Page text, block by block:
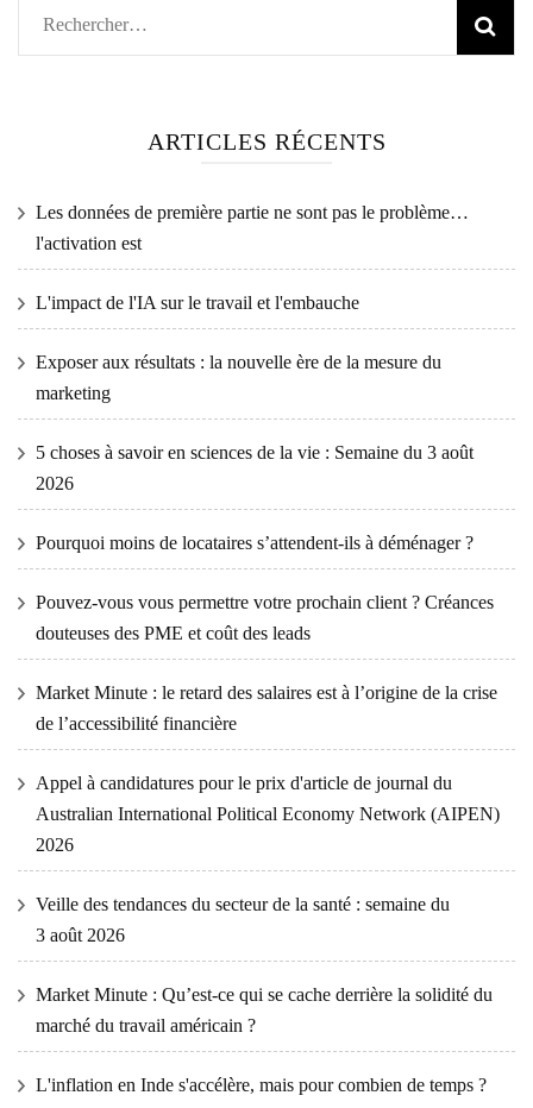
Rechercher :
ARTICLES RÉCENTS
Les données de première partie ne sont pas le problème…
l'activation est
L'impact de l'IA sur le travail et l'embauche
Exposer aux résultats : la nouvelle ère de la mesure du
marketing
5 choses à savoir en sciences de la vie : Semaine du 3 août
2026
Pourquoi moins de locataires s’attendent-ils à déménager ?
Pouvez-vous vous permettre votre prochain client ? Créances
douteuses des PME et coût des leads
Market Minute : le retard des salaires est à l’origine de la crise
de l’accessibilité financière
Appel à candidatures pour le prix d'article de journal du
Australian International Political Economy Network (AIPEN)
2026
Veille des tendances du secteur de la santé : semaine du
3 août 2026
Market Minute : Qu’est-ce qui se cache derrière la solidité du
marché du travail américain ?
L'inflation en Inde s'accélère, mais pour combien de temps ?